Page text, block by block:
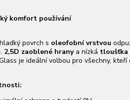
komfort používání
povrch s oleofobní vrstvou
2,5D zaoblené hranya nízká tloušťka
je ideální volbou pro všechny,